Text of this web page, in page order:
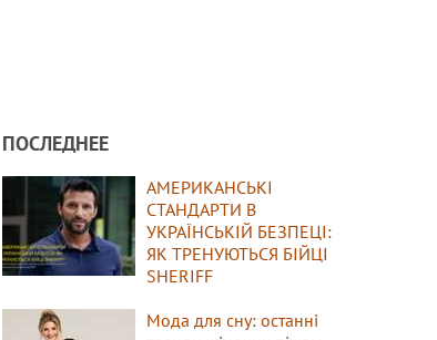
ПОСЛЕДНЕЕ
АМЕРИКАНСЬКІ
СТАНДАРТИ В
УКРАЇНСЬКІЙ БЕЗПЕЦІ:
ЯК ТРЕНУЮТЬСЯ БІЙЦІ
SHERIFF
Мода для сну: останні